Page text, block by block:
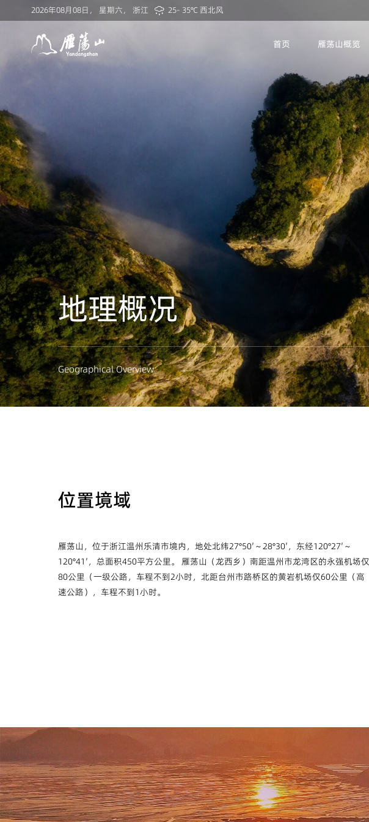
2026年08月08日 ， 星期六，浙江 25- 35℃ 西北风
首页 雁荡山概览
地理概况
Geographical Overview
位置境域
雁荡山，位于浙江温州乐清市境内，地处北纬27°50′～28°30′，东经120°27′～
120°41′，总面积450平方公里。 雁荡山（龙西乡）南距温州市龙湾区的永强机场仅
80公里（一级公路，车程不到2小时，北距台州市路桥区的黄岩机场仅60公里（高
速公路），车程不到1小时。